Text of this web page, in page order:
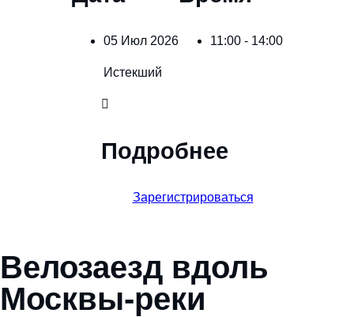
Велозаезд вдоль
Москвы-реки
05 Июл 2026
Истекший
11:00 - 14:00
Подробнее
Зарегистрироваться